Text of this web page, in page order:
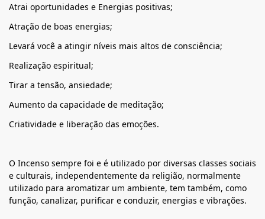
Atrai oportunidades e Energias positivas;
Atração de boas energias;
Levará você a atingir níveis mais altos de consciência;
Realização espiritual;
Tirar a tensão, ansiedade;
Aumento da capacidade de meditação;
Criatividade e liberação das emoções.
O Incenso sempre foi e é utilizado por diversas classes sociais
e culturais, independentemente da religião, normalmente
utilizado para aromatizar um ambiente, tem também, como
função, canalizar, purificar e conduzir, energias e vibrações.